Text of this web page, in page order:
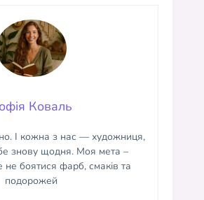
Коваль
І кожна з нас — художниця,
знову щодня. Моя мета –
не боятися фарб, смаків та
подорожей